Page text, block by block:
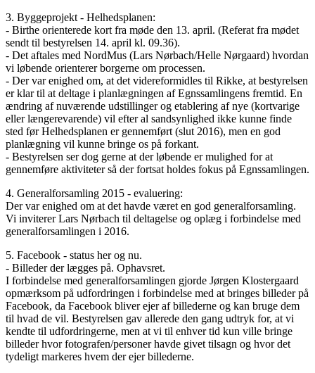
3. Byggeprojekt - Helhedsplanen:
- Birthe orienterede kort fra møde den 13. april. (Referat fra mødet
sendt til bestyrelsen 14. april kl. 09.36).
- Det aftales med NordMus (Lars Nørbach/Helle Nørgaard) hvordan
vi løbende orienterer borgerne om processen.
- Der var enighed om, at det videreformidles til Rikke, at bestyrelsen
er klar til at deltage i planlægningen af Egnssamlingens fremtid. En
ændring af nuværende udstillinger og etablering af nye (kortvarige
eller længerevarende) vil efter al sandsynlighed ikke kunne finde
sted før Helhedsplanen er gennemført (slut 2016), men en god
planlægning vil kunne bringe os på forkant.
- Bestyrelsen ser dog gerne at der løbende er mulighed for at
gennemføre aktiviteter så der fortsat holdes fokus på Egnssamlingen.
4. Generalforsamling 2015 - evaluering:
Der var enighed om at det havde været en god generalforsamling.
Vi inviterer Lars Nørbach til deltagelse og oplæg i forbindelse med
generalforsamlingen i 2016.
5. Facebook - status her og nu.
- Billeder der lægges på. Ophavsret.
I forbindelse med generalforsamlingen gjorde Jørgen Klostergaard
opmærksom på udfordringen i forbindelse med at bringes billeder på
Facebook, da Facebook bliver ejer af billederne og kan bruge dem
til hvad de vil. Bestyrelsen gav allerede den gang udtryk for, at vi
kendte til udfordringerne, men at vi til enhver tid kun ville bringe
billeder hvor fotografen/personer havde givet tilsagn og hvor det
tydeligt markeres hvem der ejer billederne.